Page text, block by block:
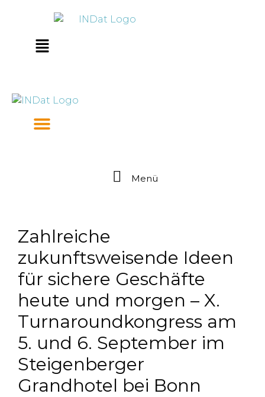
Main
Menü
Zahlreiche
zukunftsweisende Ideen
für sichere Geschäfte
heute und morgen – X.
Turnaroundkongress am
5. und 6. September im
Steigenberger
Grandhotel bei Bonn